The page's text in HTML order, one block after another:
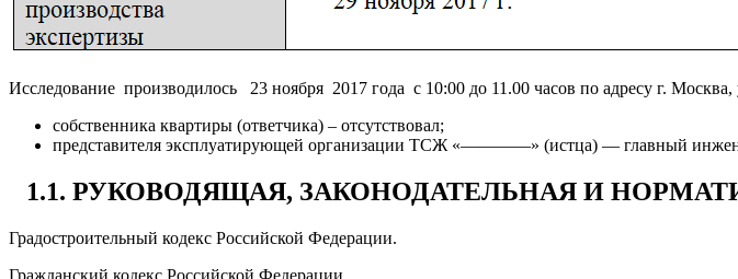
Исследование производилось 23 ноября 2017 года с 10:00 до 11.00 часов по адресу г.
собственника квартиры (ответчика) – отсутствовал;
представителя эксплуатирующей организации ТСЖ «————» (истца) —
1.1. РУКОВОДЯЩАЯ, ЗАКОНОДАТЕЛЬНАЯ И
Градостроительный кодекс Российской Федерации.
Гражданский кодекс Российской Федерации.